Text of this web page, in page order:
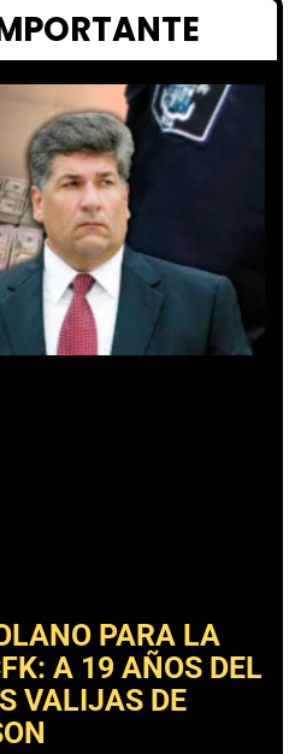
PARA LA
A 19 AÑOS DEL
VALIJAS DE